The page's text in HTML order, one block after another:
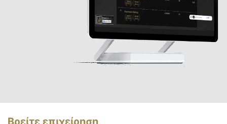
Βρείτε επιχείρηση